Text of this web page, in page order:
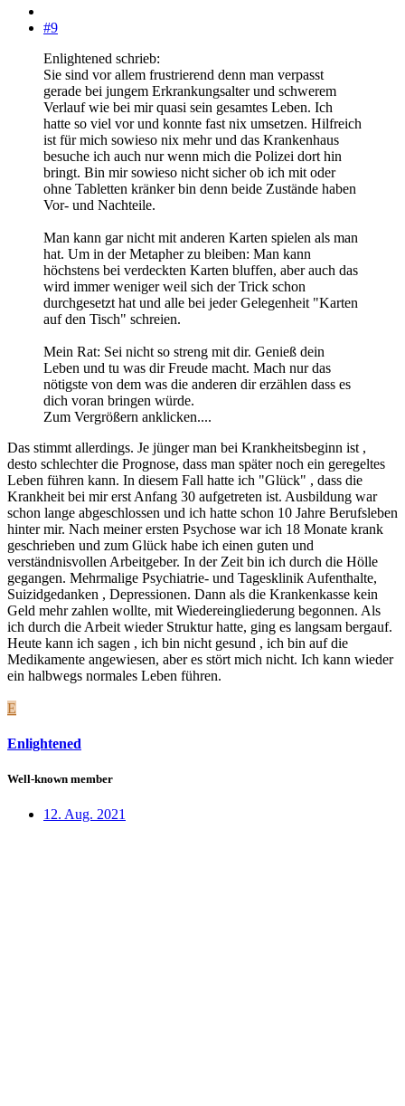
#9
Enlightened schrieb:
Sie sind vor allem frustrierend denn man verpasst
gerade bei jungem Erkrankungsalter und schwerem
Verlauf wie bei mir quasi sein gesamtes Leben. Ich
hatte so viel vor und konnte fast nix umsetzen. Hilfreich
ist für mich sowieso nix mehr und das Krankenhaus
besuche ich auch nur wenn mich die Polizei dort hin
bringt. Bin mir sowieso nicht sicher ob ich mit oder
ohne Tabletten kränker bin denn beide Zustände haben
Vor- und Nachteile.
Man kann gar nicht mit anderen Karten spielen als man
hat. Um in der Metapher zu bleiben: Man kann
höchstens bei verdeckten Karten bluffen, aber auch das
wird immer weniger weil sich der Trick schon
durchgesetzt hat und alle bei jeder Gelegenheit "Karten
auf den Tisch" schreien.
Mein Rat: Sei nicht so streng mit dir. Genieß dein
Leben und tu was dir Freude macht. Mach nur das
nötigste von dem was die anderen dir erzählen dass es
dich voran bringen würde.
Zum Vergrößern anklicken....
Das stimmt allerdings. Je jünger man bei Krankheitsbeginn ist ,
desto schlechter die Prognose, dass man später noch ein geregeltes
Leben führen kann. In diesem Fall hatte ich "Glück" , dass die
Krankheit bei mir erst Anfang 30 aufgetreten ist. Ausbildung war
schon lange abgeschlossen und ich hatte schon 10 Jahre Berufsleben
hinter mir. Nach meiner ersten Psychose war ich 18 Monate krank
geschrieben und zum Glück habe ich einen guten und
verständnisvollen Arbeitgeber. In der Zeit bin ich durch die Hölle
gegangen. Mehrmalige Psychiatrie- und Tagesklinik Aufenthalte,
Suizidgedanken , Depressionen. Dann als die Krankenkasse kein
Geld mehr zahlen wollte, mit Wiedereingliederung begonnen. Als
ich durch die Arbeit wieder Struktur hatte, ging es langsam bergauf.
Heute kann ich sagen , ich bin nicht gesund , ich bin auf die
Medikamente angewiesen, aber es stört mich nicht. Ich kann wieder
ein halbwegs normales Leben führen.
E
Enlightened
Well-known member
12. Aug. 2021